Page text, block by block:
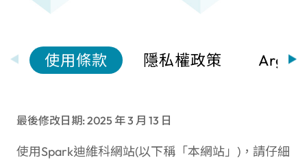
使用條款 隱私權政策 Argo
最後修改日期: 2025 年 3 月 13 日
使用Spark迪維科網站(以下稱「本網站」)，請仔細